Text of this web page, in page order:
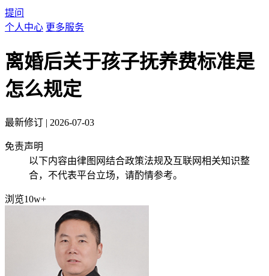
提问
个人中心 更多服务
离婚后关于孩子抚养费标准是
怎么规定
最新修订 | 2026-07-03
免责声明
以下内容由律图网结合政策法规及互联网相关知识整
合，不代表平台立场，请酌情参考。
浏览10w+